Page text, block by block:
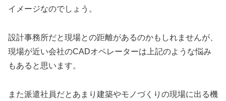
イメージなのでしょう。
設計事務所だと現場との距離があるのかもしれませんが、
現場が近い会社のCADオペレーターは上記のような悩み
もあると思います。
また派遣社員だとあまり建築やモノづくりの現場に出る機